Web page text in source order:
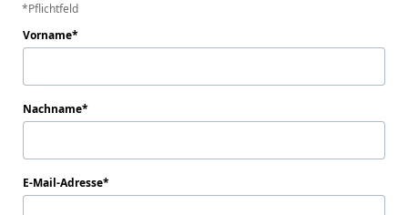
Pflichtfeld
Vorname
Nachname
E-Mail-Adresse